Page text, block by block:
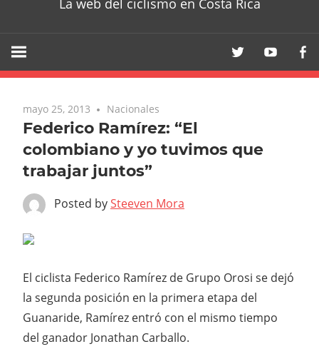
La web del ciclismo en Costa Rica
mayo 25, 2013 Nacionales
Federico Ramírez: “El
colombiano y yo tuvimos que
trabajar juntos”
Posted bySteeven Mora
El ciclista Federico Ramírez de Grupo Orosi se dejó
la segunda posición en la primera etapa del
Guanaride, Ramírez entró con el mismo tiempo
del ganador Jonathan Carballo.